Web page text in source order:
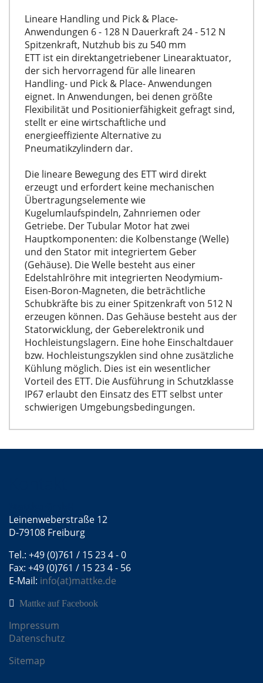
Lineare Handling und Pick & Place-
Anwendungen 6 - 128 N Dauerkraft 24 - 512 N
Spitzenkraft, Nutzhub bis zu 540 mm
ETT ist ein direktangetriebener Linearaktuator,
der sich hervorragend für alle linearen
Handling- und Pick & Place- Anwendungen
eignet. In Anwendungen, bei denen größte
Flexibilität und Positionierfähigkeit gefragt sind,
stellt er eine wirtschaftliche und
energieeffiziente Alternative zu
Pneumatikzylindern dar.
Die lineare Bewegung des ETT wird direkt
erzeugt und erfordert keine mechanischen
Übertragungselemente wie
Kugelumlaufspindeln, Zahnriemen oder
Getriebe. Der Tubular Motor hat zwei
Hauptkomponenten: die Kolbenstange (Welle)
und den Stator mit integriertem Geber
(Gehäuse). Die Welle besteht aus einer
Edelstahlröhre mit integrierten Neodymium-
Eisen-Boron-Magneten, die beträchtliche
Schubkräfte bis zu einer Spitzenkraft von 512 N
erzeugen können. Das Gehäuse besteht aus der
Statorwicklung, der Geberelektronik und
Hochleistungslagern. Eine hohe Einschaltdauer
bzw. Hochleistungszyklen sind ohne zusätzliche
Kühlung möglich. Dies ist ein wesentlicher
Vorteil des ETT. Die Ausführung in Schutzklasse
IP67 erlaubt den Einsatz des ETT selbst unter
schwierigen Umgebungsbedingungen.
Leinenweberstraße 12
D-79108 Freiburg
Tel.: +49 (0)761 / 15 23 4 - 0
Fax: +49 (0)761 / 15 23 4 - 56
E-Mail: info(at)mattke.de
Mattke auf Facebook
Impressum
Datenschutz
Sitemap